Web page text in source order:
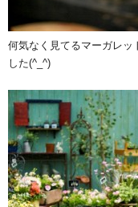
何気なく見てるマーガレッ
した(^_^)